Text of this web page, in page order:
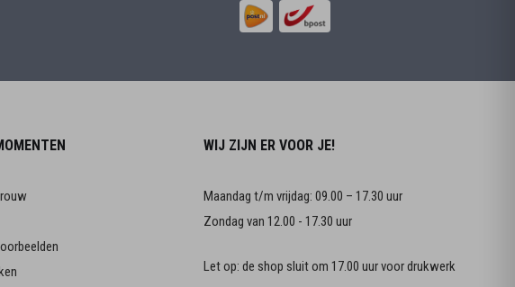
WIJ ZIJN ER VOOR JE!
Maandag t/m vrijdag: 09.00 – 17.30 uur
Zondag van 12.00 - 17.30 uur
Let op: de shop sluit om 17.00 uur voor drukwerk